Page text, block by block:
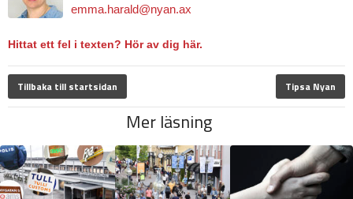
emma.harald@nyan.ax
Hittat ett fel i texten? Hör av dig här.
Tillbaka till startsidan Tipsa Nyan
Mer läsning